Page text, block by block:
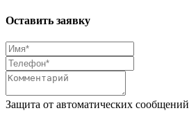
Оставить заявку
Защита от автоматических сообщений